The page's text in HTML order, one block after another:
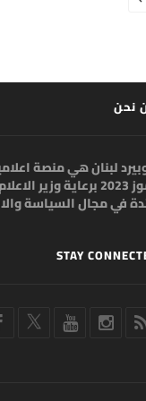
نحن
تموز 2023 برعاية
في مجال السياسة
STAY